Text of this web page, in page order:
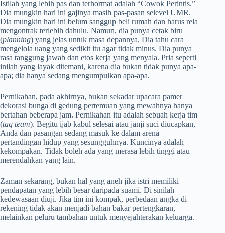
Istilah yang lebih pas dan terhormat adalah “Cowok Perintis.”
Dia mungkin hari ini gajinya masih pas-pasan selevel UMR.
Dia mungkin hari ini belum sanggup beli rumah dan harus rela
mengontrak terlebih dahulu. Namun, dia punya cetak biru
(planning) yang jelas untuk masa depannya. Dia tahu cara
mengelola uang yang sedikit itu agar tidak minus. Dia punya
rasa tanggung jawab dan etos kerja yang menyala. Pria seperti
inilah yang layak ditemani, karena dia bukan tidak punya apa-
apa; dia hanya sedang mengumpulkan apa-apa.
Pernikahan, pada akhirnya, bukan sekadar upacara pamer
dekorasi bunga di gedung pertemuan yang mewahnya hanya
bertahan beberapa jam. Pernikahan itu adalah sebuah kerja tim
(tag team). Begitu ijab kabul selesai atau janji suci diucapkan,
Anda dan pasangan sedang masuk ke dalam arena
pertandingan hidup yang sesungguhnya. Kuncinya adalah
kekompakan. Tidak boleh ada yang merasa lebih tinggi atau
merendahkan yang lain.
Zaman sekarang, bukan hal yang aneh jika istri memiliki
pendapatan yang lebih besar daripada suami. Di sinilah
kedewasaan diuji. Jika tim ini kompak, perbedaan angka di
rekening tidak akan menjadi bahan bakar pertengkaran,
melainkan peluru tambahan untuk menyejahterakan keluarga.